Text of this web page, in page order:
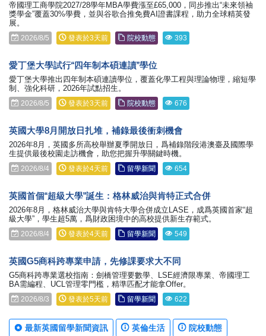
帝國理工商學院2027/28學年MBA學費漲至£65,000，同步推出“未來領袖
獎學金”覆蓋30%學費，並與谷歌合推免費AI證書課程，助力全球精英發
展。
2026/8/5 發表於3天前 院校動態 393
愛丁堡大學試行“四年制本碩連讀”學位
愛丁堡大學推出四年制本碩連讀學位，覆蓋化學工程與理論物理，縮短學
制、強化科研，2026年試點招生。
2026/8/5 發表於3天前 院校動態 676
英國大學8月開放日扎堆，補錄最後衝刺機會
2026年8月，英國多所高校舉辦夏季開放日，爲補錄階段港澳臺及國際學
生提供最後校園走訪機會，助您把握升學關鍵時機。
2026/8/4 發表於4天前 留學新聞 654
英國首個“超級大學”誕生：格林威治與肯特正式合併
2026年8月，格林威治大學與肯特大學合併成立LASE，成爲英國首家“超
級大學”，學生超5萬，爲財政困境中的高校提供新生存範式。
2026/8/4 發表於4天前 留學新聞 549
英國G5商科跨專業申請，先修課要求大不同
G5商科跨專業選校指南：劍橋管理要數學、LSE經濟限專業、帝國理工
BA需編程、UCL管理零門檻，精準匹配才能拿Offer。
2026/8/3 發表於5天前 留學新聞 622
最新英國留學新聞資訊 英倫生活 院校動態